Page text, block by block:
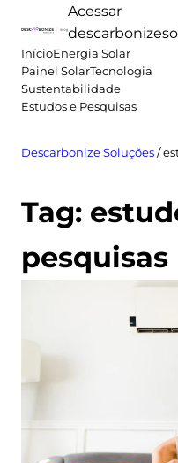
para
conteúdo
Acessar
InícioEnergia Solar
Painel SolarTecnologia
Sustentabilidade
Estudos e Pesquisas
Descarbonize Soluções/
Tag:
pesquisas